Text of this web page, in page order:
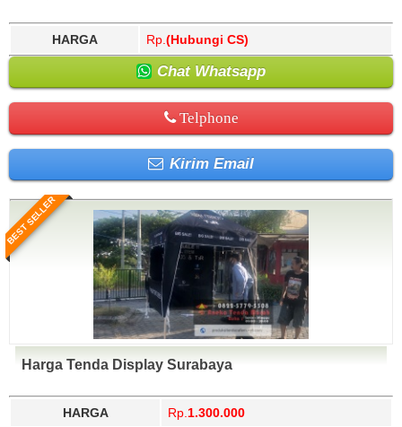
HARGA Rp. (Hubungi CS)
Chat Whatsapp
Telphone
Kirim Email
BEST SELLER
Harga Tenda Display Surabaya
HARGA Rp. 1.300.000